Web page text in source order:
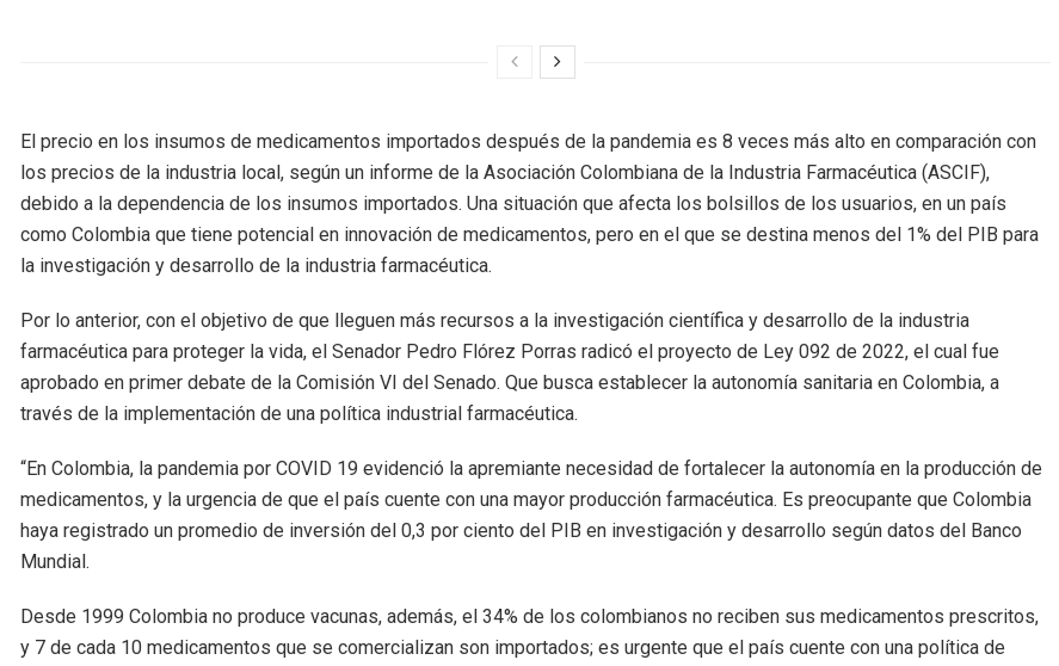
El precio en los insumos de medicamentos importados después de la pandemia es 8 veces más alto en comparación con
los precios de la industria local, según un informe de la Asociación Colombiana de la Industria Farmacéutica (ASCIF),
debido a la dependencia de los insumos importados. Una situación que afecta los bolsillos de los usuarios, en un país
como Colombia que tiene potencial en innovación de medicamentos, pero en el que se destina menos del 1% del PIB para
la investigación y desarrollo de la industria farmacéutica.
Por lo anterior, con el objetivo de que lleguen más recursos a la investigación científica y desarrollo de la industria
farmacéutica para proteger la vida, el Senador Pedro Flórez Porras radicó el proyecto de Ley 092 de 2022, el cual fue
aprobado en primer debate de la Comisión VI del Senado. Que busca establecer la autonomía sanitaria en Colombia, a
través de la implementación de una política industrial farmacéutica.
“En Colombia, la pandemia por COVID 19 evidenció la apremiante necesidad de fortalecer la autonomía en la producción de
medicamentos, y la urgencia de que el país cuente con una mayor producción farmacéutica. Es preocupante que Colombia
haya registrado un promedio de inversión del 0,3 por ciento del PIB en investigación y desarrollo según datos del Banco
Mundial.
Desde 1999 Colombia no produce vacunas, además, el 34% de los colombianos no reciben sus medicamentos prescritos,
y 7 de cada 10 medicamentos que se comercializan son importados; es urgente que el país cuente con una política de